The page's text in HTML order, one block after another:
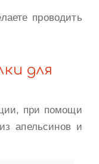
проводить
для
при помощи
апельсинов и